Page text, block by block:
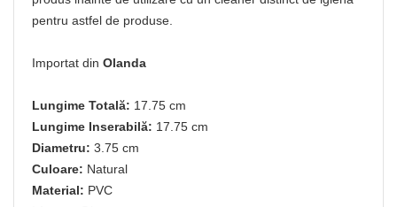
pentru astfel de produse.
Importat din Olanda
Lungime Totală: 17.75 cm
Lungime Inserabilă: 17.75 cm
Diametru: 3.75 cm
Culoare: Natural
Material: PVC